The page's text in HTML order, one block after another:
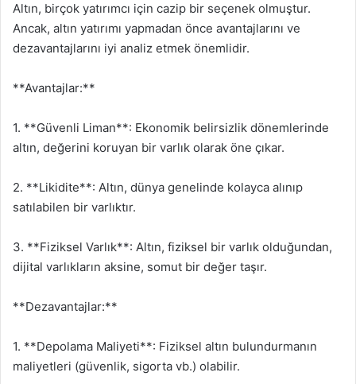
Altın, birçok yatırımcı için cazip bir seçenek olmuştur.
Ancak, altın yatırımı yapmadan önce avantajlarını ve
dezavantajlarını iyi analiz etmek önemlidir.
**Avantajlar:**
1. **Güvenli Liman**: Ekonomik belirsizlik dönemlerinde
altın, değerini koruyan bir varlık olarak öne çıkar.
2. **Likidite**: Altın, dünya genelinde kolayca alınıp
satılabilen bir varlıktır.
3. **Fiziksel Varlık**: Altın, fiziksel bir varlık olduğundan,
dijital varlıkların aksine, somut bir değer taşır.
**Dezavantajlar:**
1. **Depolama Maliyeti**: Fiziksel altın bulundurmanın
maliyetleri (güvenlik, sigorta vb.) olabilir.